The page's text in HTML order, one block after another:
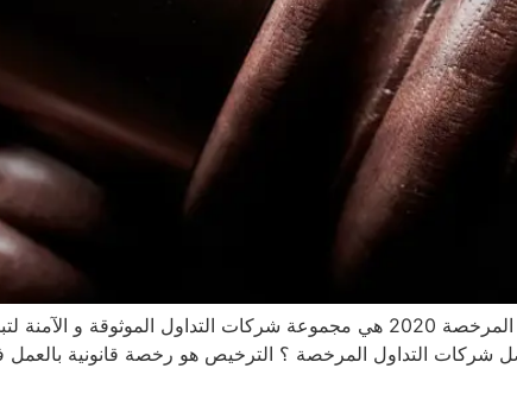
افضل شركات التداول المرخصة 2020 او شركات الفوركس المرخصة 2020 هي مجموعة
شركات التداول المرخصة ؟ الترخيص هو رخصة قانونية بالعمل